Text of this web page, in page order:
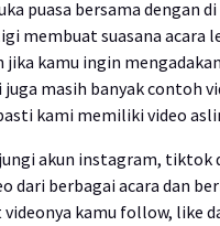
puasa bersama dengan
membuat suasana acara
kamu ingin
masih banyak contoh
kami memiliki video
akun instagram, tiktok
dari berbagai acara dan
kamu follow, like